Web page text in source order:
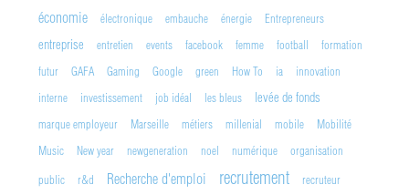
économie électronique embauche énergie Entrepreneurs
entreprise entretien events facebook femme football
formation
futur
GAFA Gaming Google green How To ia
innovation
interne
investissement job idéal les bleus levée de fonds
marque employeur Marseille métiers millenial mobile
Mobilité
Music
New year newgeneration noel numérique
organisation
public
r&d Recherche d'emploi recrutement
recruteur